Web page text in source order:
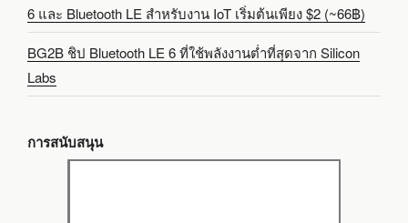
6 และ Bluetooth LE สำหรับงาน IoT เริ่มต้นเพียง $2 (~66฿)
BG2B ชิป Bluetooth LE 6 ที่ใช้พลังงานต่ำที่สุดจาก Silicon
Labs
การสนับสนุน